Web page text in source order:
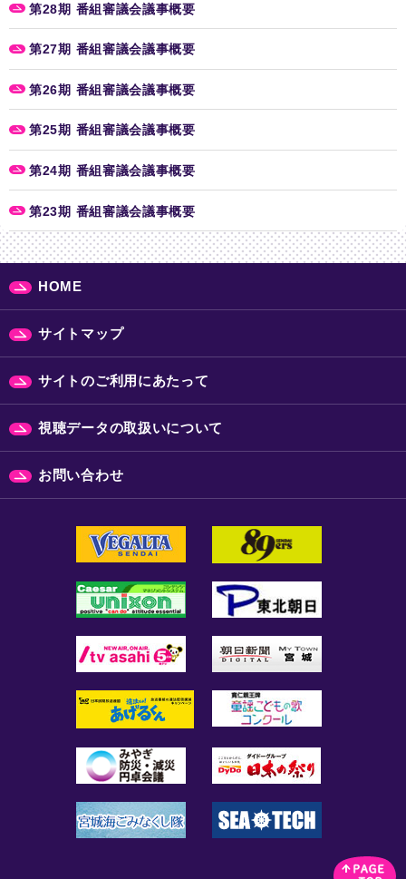
第28期 番組審議会議事概要
第27期 番組審議会議事概要
第26期 番組審議会議事概要
第25期 番組審議会議事概要
第24期 番組審議会議事概要
第23期 番組審議会議事概要
HOME
サイトマップ
サイトのご利用にあたって
視聴データの取扱いについて
お問い合わせ